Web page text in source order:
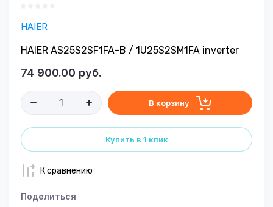
HAIER
HAIER AS25S2SF1FA-B / 1U25S2SM1FA inverter
74 900.00 руб.
В корзину
Купить в 1 клик
К сравнению
Поделиться